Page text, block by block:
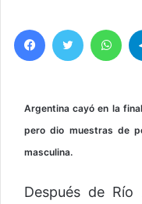
Argentina cayó en la
pero dio muestras de
masculina.
Después de